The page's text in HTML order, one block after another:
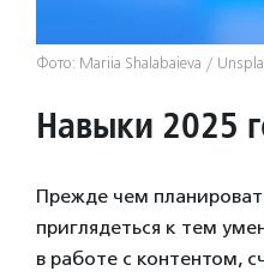
Фото: Mariia Shalabaieva /
Навыки 2025
Прежде чем
приглядеться к тем
в работе с контентом,